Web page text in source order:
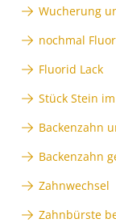
Wucherung
nochmal
Fluorid Lack
Stück Stein
Backenzahn
Backenzahn
Zahnwechsel
Zahnbürste